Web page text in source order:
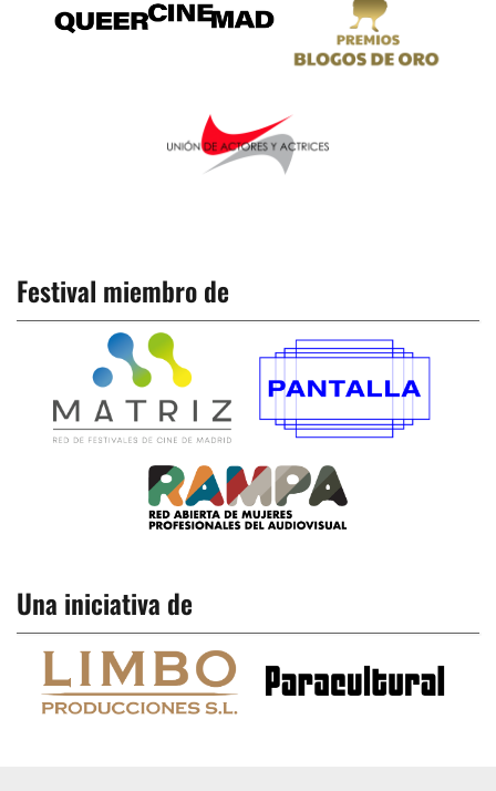
Festival miembro de
Una iniciativa de